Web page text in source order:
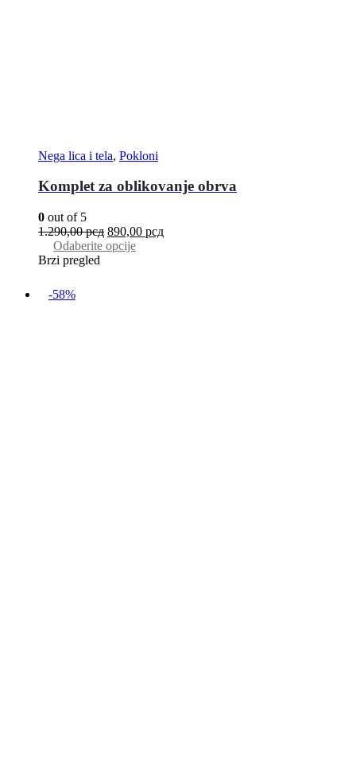
Nega lica i tela, Pokloni
Komplet za oblikovanje obrva
0 out of 5
1.290,00рсд 890,00 рсд
Odaberite opcije
Brzi pregled
-58%